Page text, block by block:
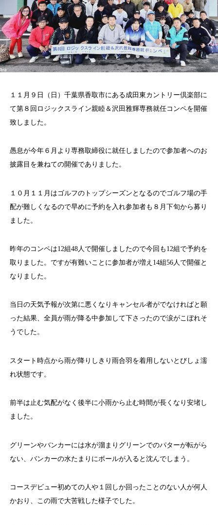
１１月９日（日）千葉県香取市にある成田東カントリー倶楽部に
て第８回ロジックスライン親睦＆沢田雅輝専務就任コンペを開催
致しました。
愚息が今年６月より専務取締役に就任しましたので参加者へのお
披露目を兼ねての開催でありました。
１０月１１月はゴルフのトップシーズンとなるのでゴルフ場の手
配が難しくなるので早めに予約を入れ参加者も８月下旬から募り
ました。
昨年のコンペは12組48人で開催しましたので今回も12組で予約を
取りました。ですが有難いことに参加者が増え14組56人で開催と
なりました。
当日の天気予報が次第に悪くなりキャンセル者がでなければと願
った結果、全員が雨が降る中参加して下さったので涙がこぼれそ
うでした。
スタート時点から雨が降りしきり雨合羽を着用しないとびしょ濡
れ状態です。
前半は止む気配がなく後半に小雨から止む時間が長くなり安堵し
ました。
グリーンやバンカーには水が溜まりグリーンでのパターが転がら
ない、バンカーの水たまりにボールが入ると沈んでしまう。
コースデビュー初めての人や１回しか回ったことのない人が何人
かおり、この雨で大苦戦した様子でした。